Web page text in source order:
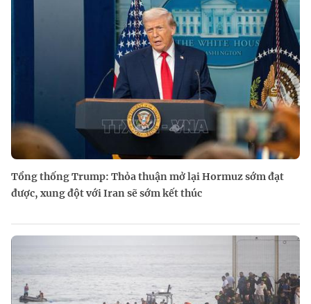
Tổng thống Trump: Thỏa thuận mở lại Hormuz sớm đạt
được, xung đột với Iran sẽ sớm kết thúc